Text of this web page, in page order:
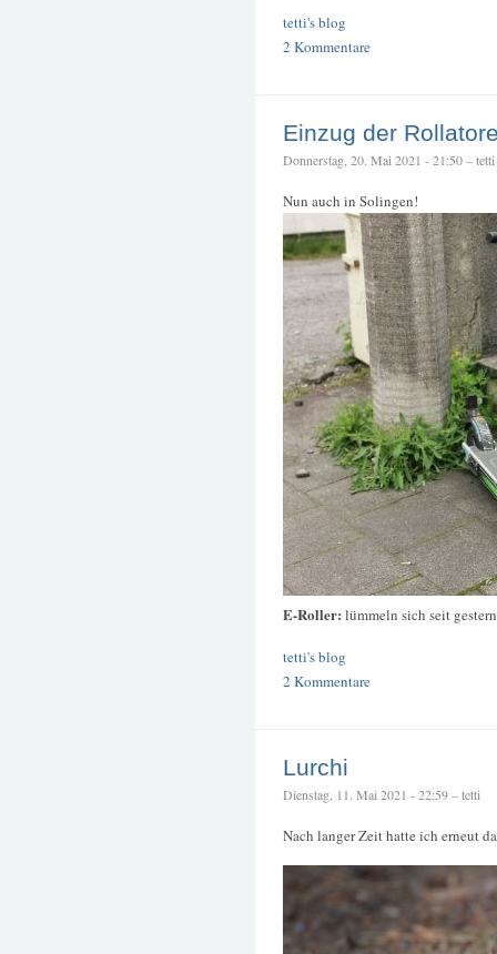
tetti's blog
2 Kommentare
Einzug der
Donnerstag, 20. Mai 2021 - 21:50 – tetti
Nun auch in Solingen!
E-Roller: lümmeln sich seit
tetti's blog
2 Kommentare
Lurchi
Dienstag, 11. Mai 2021 - 22:59 – tetti
Nach langer Zeit hatte ich erneut